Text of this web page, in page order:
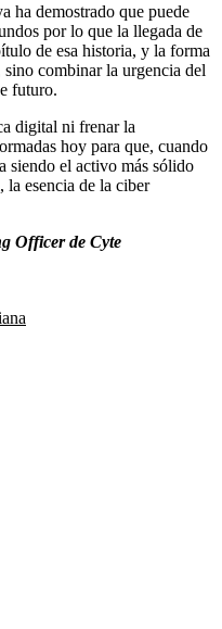
ha demostrado que puede
por lo que la llegada de
de esa historia, y la forma
combinar la urgencia del
futuro.
digital ni frenar la
hoy para que, cuando
siendo el activo más sólido
la esencia de la ciber
Officer de Cyte